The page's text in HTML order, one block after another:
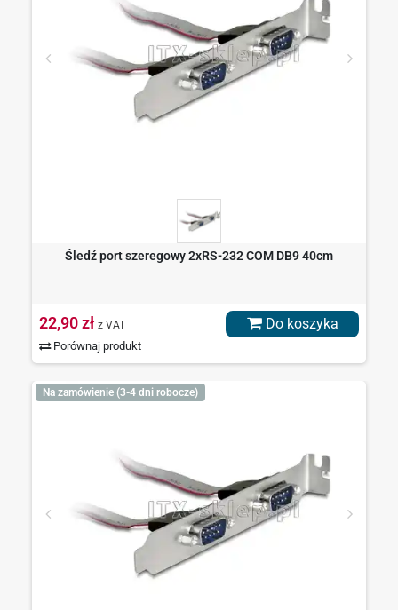
Śledź port szeregowy 2xRS-232 COM DB9 40cm
22,90 zł z VAT
Porównaj produkt
Do koszyka
Na zamówienie (3-4 dni robocze)